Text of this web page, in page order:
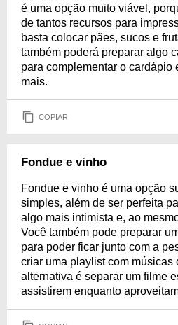
é uma opção muito viável,
de tantos recursos para
basta colocar pães, sucos e
também poderá preparar algo
para complementar o cardápio
mais.
COPIAR
Fondue e vinho
Fondue e vinho é uma opção
simples, além de ser perfeita
algo mais intimista e, ao
Você também pode preparar
para poder ficar junto com a
criar uma playlist com músicas
alternativa é separar um filme
assistirem enquanto